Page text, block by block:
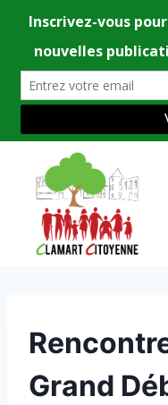
contenu
UNCATEGORIZED
Grand